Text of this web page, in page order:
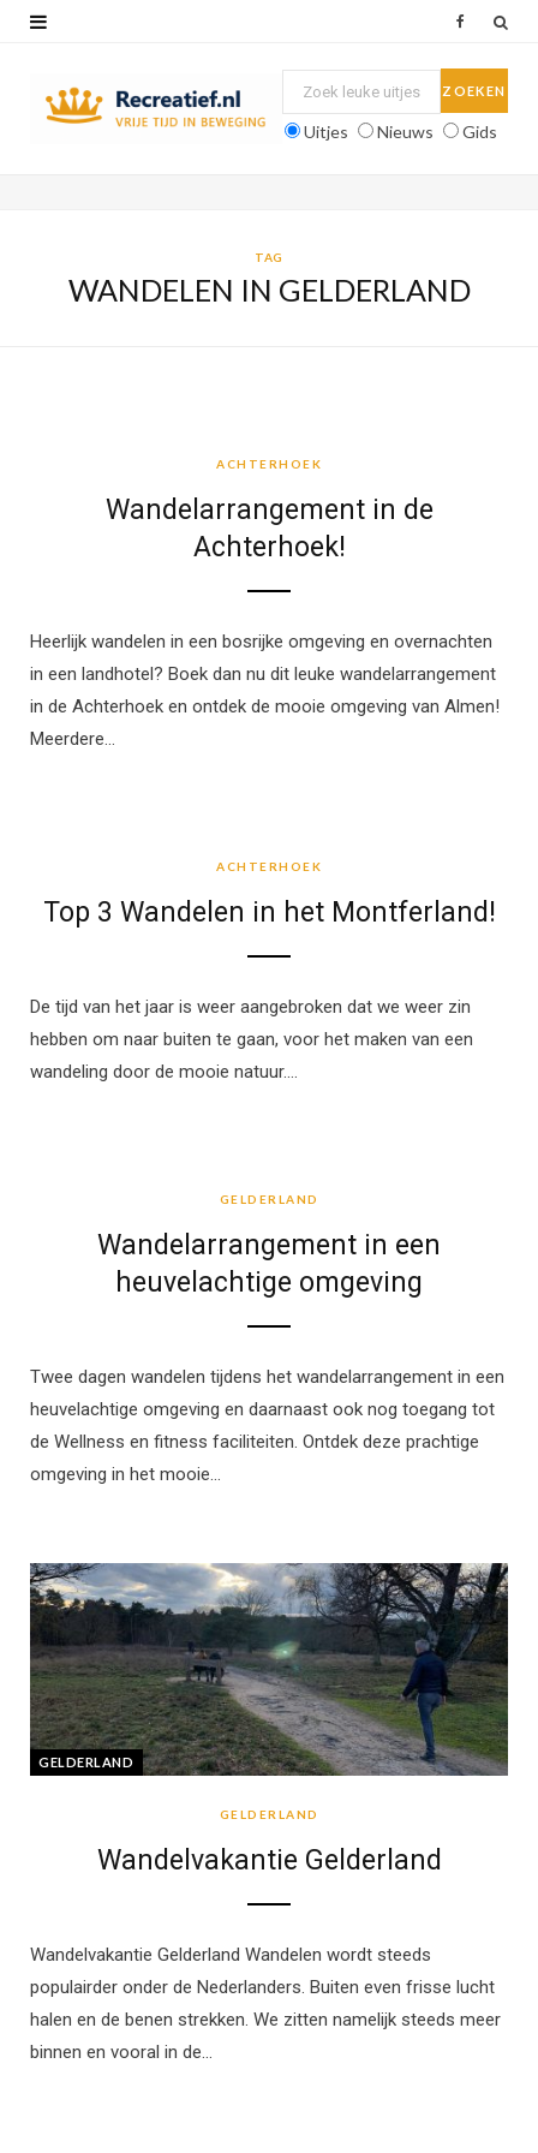
o
Uitjes Nieuws Gids
TAG
WANDELEN IN GELDERLAND
ACHTERHOEK
Wandelarrangement in de
Achterhoek!
Heerlijk wandelen in een bosrijke omgeving en overnachten
in een landhotel? Boek dan nu dit leuke wandelarrangement
in de Achterhoek en ontdek de mooie omgeving van Almen!
Meerdere…
ACHTERHOEK
Top 3 Wandelen in het Montferland!
De tijd van het jaar is weer aangebroken dat we weer zin
hebben om naar buiten te gaan, voor het maken van een
wandeling door de mooie natuur.…
GELDERLAND
Wandelarrangement in een
heuvelachtige omgeving
Twee dagen wandelen tijdens het wandelarrangement in een
heuvelachtige omgeving en daarnaast ook nog toegang tot
de Wellness en fitness faciliteiten. Ontdek deze prachtige
omgeving in het mooie…
GELDERLAND
GELDERLAND
Wandelvakantie Gelderland
Wandelvakantie Gelderland Wandelen wordt steeds
populairder onder de Nederlanders. Buiten even frisse lucht
halen en de benen strekken. We zitten namelijk steeds meer
binnen en vooral in de…